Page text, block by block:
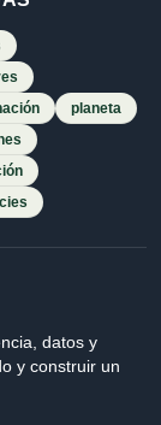
planeta
datos y
y construir un